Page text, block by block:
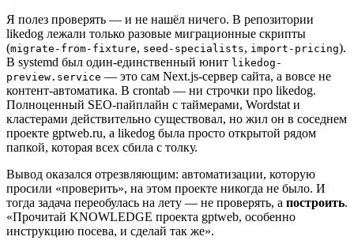
Я полез проверять — и не нашёл ничего. В репозитории
likedog лежали только разовые миграционные скрипты
(migrate-from-fixture, seed-specialists, import-pricing).
В systemd был один-единственный юнит likedog-
preview.service — это сам Next.js-сервер сайта, а вовсе не
контент-автоматика. В crontab — ни строчки про likedog.
Полноценный SEO-пайплайн с таймерами, Wordstat и
кластерами действительно существовал, но жил он в соседнем
проекте gptweb.ru, а likedog была просто открытой рядом
папкой, которая всех сбила с толку.
Вывод оказался отрезвляющим: автоматизации, которую
просили «проверить», на этом проекте никогда не было. И
тогда задача переобулась на лету — не проверять, а построить.
«Прочитай KNOWLEDGE проекта gptweb, особенно
инструкцию посева, и сделай так же».